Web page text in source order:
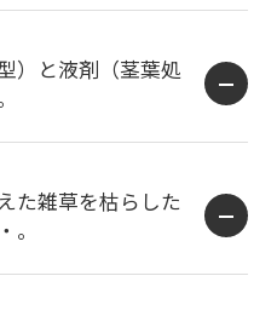
）と液剤（茎葉処
た雑草を枯らした
。